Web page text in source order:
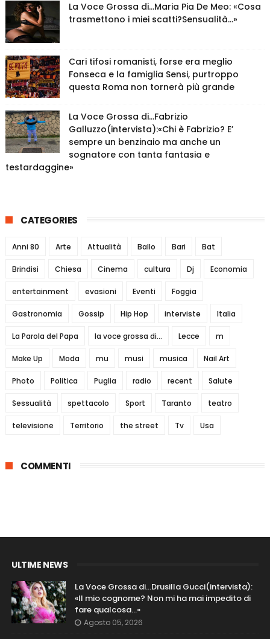
La Voce Grossa di…Maria Pia De Meo: «Cosa
trasmettono i miei scatti?Sensualità…»
Cari tifosi romanisti, forse era meglio
Fonseca e la famiglia Sensi, purtroppo
questa Roma non tornerà più grande
La Voce Grossa di…Fabrizio
Galluzzo(intervista):«Chi è Fabrizio? E’
sempre un benzinaio ma anche un
sognatore con tanta fantasia e
testardaggine»
CATEGORIES
Anni 80 Arte Attualità Ballo Bari Bat
Brindisi Chiesa Cinema cultura Dj Economia
entertainment evasioni Eventi Foggia
Gastronomia Gossip Hip Hop interviste Italia
La Parola del Papa la voce grossa di... Lecce m
Make Up Moda mu musi musica Nail Art
Photo Politica Puglia radio recent Salute
Sessualità spettacolo Sport Taranto teatro
televisione Territorio the street Tv Usa
COMMENTI
ULTIME NEWS
La Voce Grossa di…Drusilla Gucci(intervista):
«Il mio cognome? Non mi ha mai impedito di
fare qualcosa…»
Agosto 05, 2026